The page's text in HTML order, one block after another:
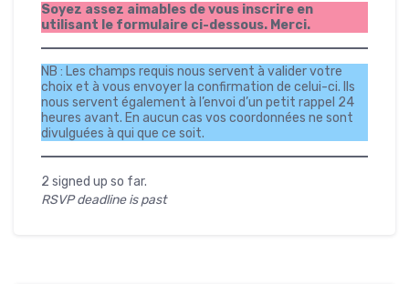
Soyez assez aimables de vous inscrire en
utilisant le formulaire ci-dessous. Merci.
NB : Les champs requis nous servent à valider votre
choix et à vous envoyer la confirmation de celui-ci. Ils
nous servent également à l’envoi d’un petit rappel 24
heures avant. En aucun cas vos coordonnées ne sont
divulguées à qui que ce soit.
2 signed up so far.
RSVP deadline is past